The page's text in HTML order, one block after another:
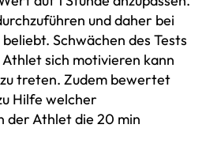
und daher bei
Schwächen des Tests
sich motivieren kann
treten. Zudem bewertet
Hilfe welcher
der Athlet die 20 min